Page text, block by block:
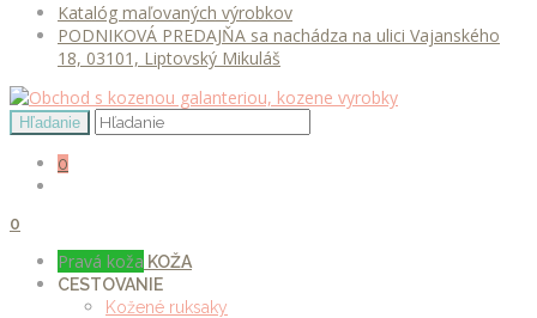
Katalóg maľovaných výrobkov
PODNIKOVÁ PREDAJŇA sa nachádza na ulici Vajanského
18, 03101, Liptovský Mikuláš
0
0
Pravá koža KOŽA
CESTOVANIE
Kožené ruksaky